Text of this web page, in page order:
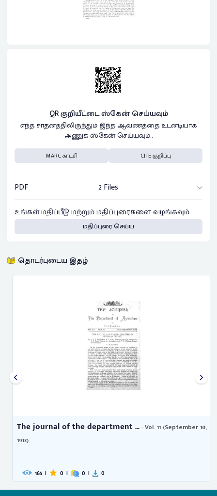
QR குறியீட்டை ஸ்கேன் செய்யவும்
எந்த சாதனத்திலிருந்தும் இந்த ஆவணத்தை உடனடியாக
அணுக ஸ்கேன் செய்யவும்..
MARC காட்சி CITE குறிப்பு
PDF
2 Files
உங்கள் மதிப்பீடு மற்றும் மதிப்புரைகளை வழங்கவும்
மதிப்புரை செய்ய
தொடர்புடைய இதழ்
The journal of the department ... - Vol. 11 (September 10,
1913)
165 | 0 | 0 | 0